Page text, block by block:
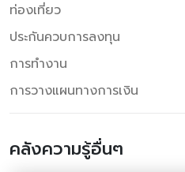
ท่องเที่ยว
ประกันควบการลงทุน
การทำงาน
การวางแผนทางการเงิน
คลังความรู้อื่นๆ